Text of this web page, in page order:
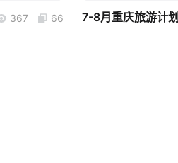
367 66 7-8月重庆旅游计划